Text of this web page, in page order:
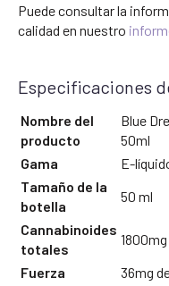
Puede consultar la
calidad en nuestro
Especificaciones
Nombre del
producto
Blue
50ml
Gama
E-
Tamaño de la
botella
50 ml
Cannabinoides
totales
1800mg
Fuerza
36mg